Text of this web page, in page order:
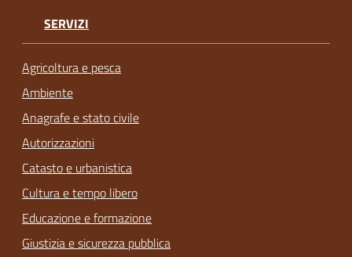
SERVIZI
Agricoltura e pesca
Ambiente
Anagrafe e stato civile
Autorizzazioni
Catasto e urbanistica
Cultura e tempo libero
Educazione e formazione
Giustizia e sicurezza pubblica